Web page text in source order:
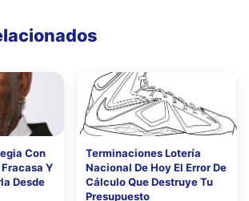
Con
Y
Desde
Terminaciones Lotería
Nacional De Hoy El Error De
Cálculo Que Destruye Tu
Presupuesto